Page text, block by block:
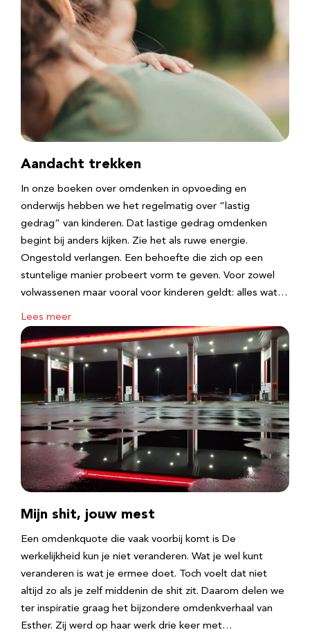
Aandacht trekken
In onze boeken over omdenken in opvoeding en
onderwijs hebben we het regelmatig over “lastig
gedrag” van kinderen. Dat lastige gedrag omdenken
begint bij anders kijken. Zie het als ruwe energie.
Ongestold verlangen. Een behoefte die zich op een
stuntelige manier probeert vorm te geven. Voor zowel
volwassenen maar vooral voor kinderen geldt: alles wat…
Lees meer
Mijn shit, jouw mest
Een omdenkquote die vaak voorbij komt is De
werkelijkheid kun je niet veranderen. Wat je wel kunt
veranderen is wat je ermee doet. Toch voelt dat niet
altijd zo als je zelf middenin de shit zit. Daarom delen we
ter inspiratie graag het bijzondere omdenkverhaal van
Esther. Zij werd op haar werk drie keer met…